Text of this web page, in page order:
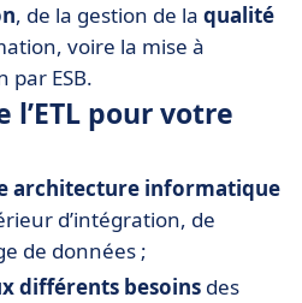
, de la gestion de la qualité
voire la mise à
par ESB.
l’ETL pour votre
architecture informatique
d’intégration, de
de données ;
différents besoins des